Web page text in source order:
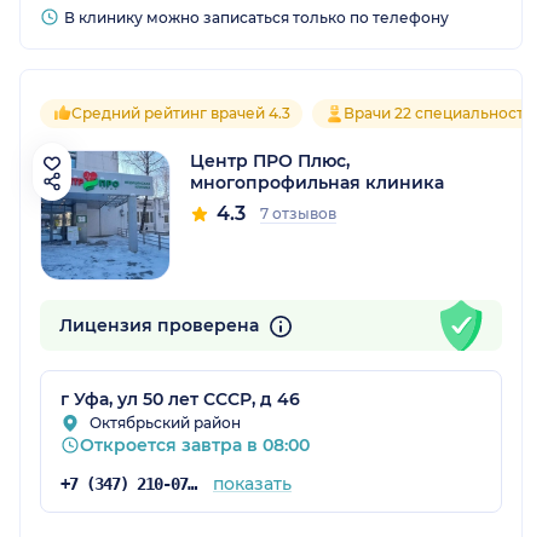
В клинику можно записаться только по телефону
Средний рейтинг врачей 4.3 Врачи 22 специальностей
Центр ПРО Плюс,
многопрофильная клиника
4.3 7 отзывов
Лицензия проверена
г Уфа, ул 50 лет СССР, д 46
Октябрьский район
Откроется завтра в 08:00
+7 (347) 210-07-93 показать